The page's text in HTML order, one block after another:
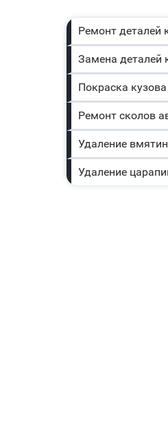
Ремонт деталей
Замена деталей
Покраска кузова
Ремонт сколов
Удаление
Удаление